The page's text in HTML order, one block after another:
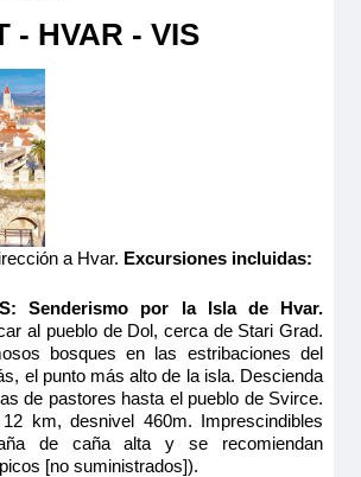
- HVAR - VIS
a Hvar. Excursiones incluidas:
Senderismo por la Isla de Hvar.
al pueblo de Dol, cerca de Stari Grad.
bosques en las estribaciones del
el punto más alto de la isla. Descienda
de pastores hasta el pueblo de Svirce.
km, desnivel 460m. Imprescindibles
de caña alta y se recomiendan
[no suministrados]).